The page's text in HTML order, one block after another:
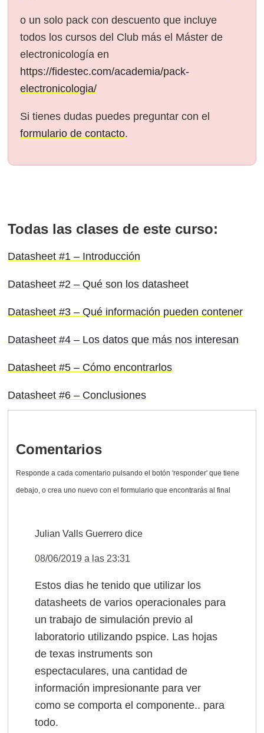
o un solo pack con descuento que incluye
todos los cursos del Club más el Máster de
electronicología en
https://fidestec.com/academia/pack-
electronicologia/
Si tienes dudas puedes preguntar con el
formulario de contacto.
Todas las clases de este curso:
Datasheet #1 – Introducción
Datasheet #2 – Qué son los datasheet
Datasheet #3 – Qué información pueden contener
Datasheet #4 – Los datos que más nos interesan
Datasheet #5 – Cómo encontrarlos
Datasheet #6 – Conclusiones
Comentarios
Julian Valls Guerrero dice
08/06/2019 a las 23:31
Estos dias he tenido que utilizar los
datasheets de varios operacionales para
un trabajo de simulación previo al
laboratorio utilizando pspice. Las hojas
de texas instruments son
espectaculares, una cantidad de
información impresionante para ver
como se comporta el componente.. para
todo.